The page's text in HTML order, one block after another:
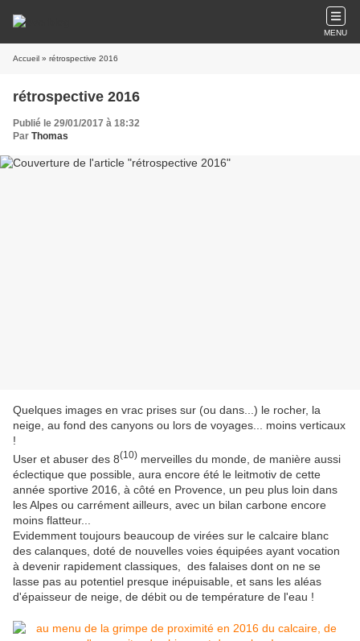
MENU
Accueil » rétrospective 2016
rétrospective 2016
Publié le 29/01/2017 à 18:32
Par Thomas
Quelques images en vrac prises sur (ou dans...) le rocher, la
neige, au fond des canyons ou lors de voyages... moins verticaux
!
User et abuser des 8(10) merveilles du monde, de manière aussi
éclectique que possible, aura encore été le leitmotiv de cette
année sportive 2016, à côté en Provence, un peu plus loin dans
les Alpes ou carrément ailleurs, avec un bilan carbone encore
moins flatteur...
Evidemment toujours beaucoup de virées sur le calcaire blanc
des calanques, doté de nouvelles voies équipées ayant vocation
à devenir rapidement classiques, des falaises dont on ne se
lasse pas au potentiel presque inépuisable, et sans les aléas
d'épaisseur de neige, de débit ou de température de l'eau !